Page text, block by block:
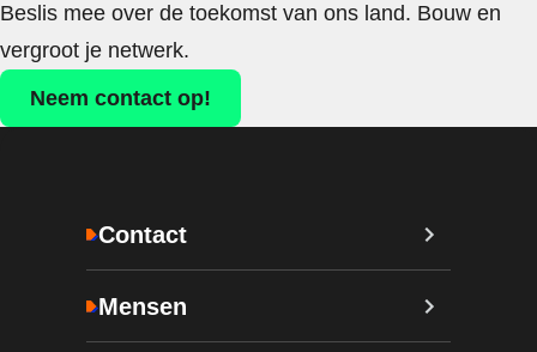
Beslis mee over de toekomst van ons land. Bouw en
vergroot je netwerk.
Neem contact op!
Contact
Mensen